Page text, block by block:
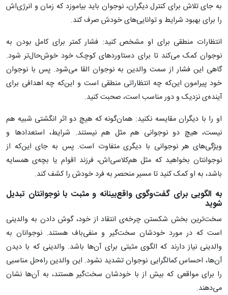
به جای تلاش برای کنترل دیگران، نوجوان باید بیاموزد که زمان و انرژی‌اش
را برای بهبود شرایط و توانایی‌های خودش صرف کند.
انتظارات منطقی برای او مشخص کنید: فشار کمتر برای کامل بودن به
نوجوان کمک می‌کند تا برای دستاوردهای کوچک خود خوش‌حال‌تر شود.
گاهی این فشار از سمت والدین به نوجوان القا می‌شود. پس با نوجوان
خود پیرامون این‌که چه انتظاراتی منطقی است و این‌که چه اهدافی برای
آینده‌ی نزدیک و دور مناسب است، صحبت کنید.
او را با دیگران مقایسه نکنید: همان‌گونه که هیچ دو اثر انگشتی شبیه هم
نیست، هیچ دو نوجوانی هم مثل هم نیستند. شرایط، استعدادها و
ویژگی‌های هر نوجوانی با دیگری متفاوت است. پس به جای این‌که از
نوجوانتان بخواهید که مثل هم‌کلاسی‌اش، فرزند اقوام یا بچه‌ی همسایه
باشد، به او کمک کنید تا مسیر منحصر به فرد خودش را کشف کند.
به الگویی برای گفت‌وگوی واقع‌بینانه و مثبت با نوجوانتان تبدیل
شوید
سخت‌ترین بخش شکستن چرخه‌ی انتقاد از خود، گوش دادن به والدینی
است که در مورد خودشان سخت‌گیر و منفی‌باف هستند. نوجوانان به
والدینی نیاز دارند که الگوی مثبتی برای آن‌ها باشد. والدینی که با دیدن
آن‌ها، احساس کمالگرایی نوجوان تشدید نشود. این والدین راه‌حل مناسبی
را برای مواقعی که بیش از با خودشان سخت‌گیر هستند، به آن‌ها نشان
می‌دهند.